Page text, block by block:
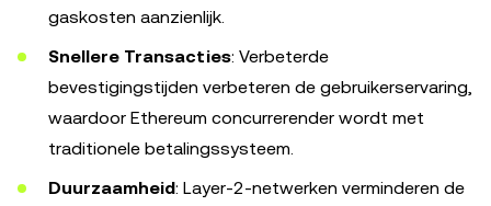
gaskosten aanzienlijk.
Snellere Transacties: Verbeterde
bevestigingstijden verbeteren de gebruikerservaring,
waardoor Ethereum concurrerender wordt met
traditionele betalingssysteem.
Duurzaamheid: Layer-2-netwerken verminderen de